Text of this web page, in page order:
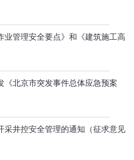
业管理安全要点》和《建筑施工高
《北京市突发事件总体应急预案
采井控安全管理的通知（征求意见